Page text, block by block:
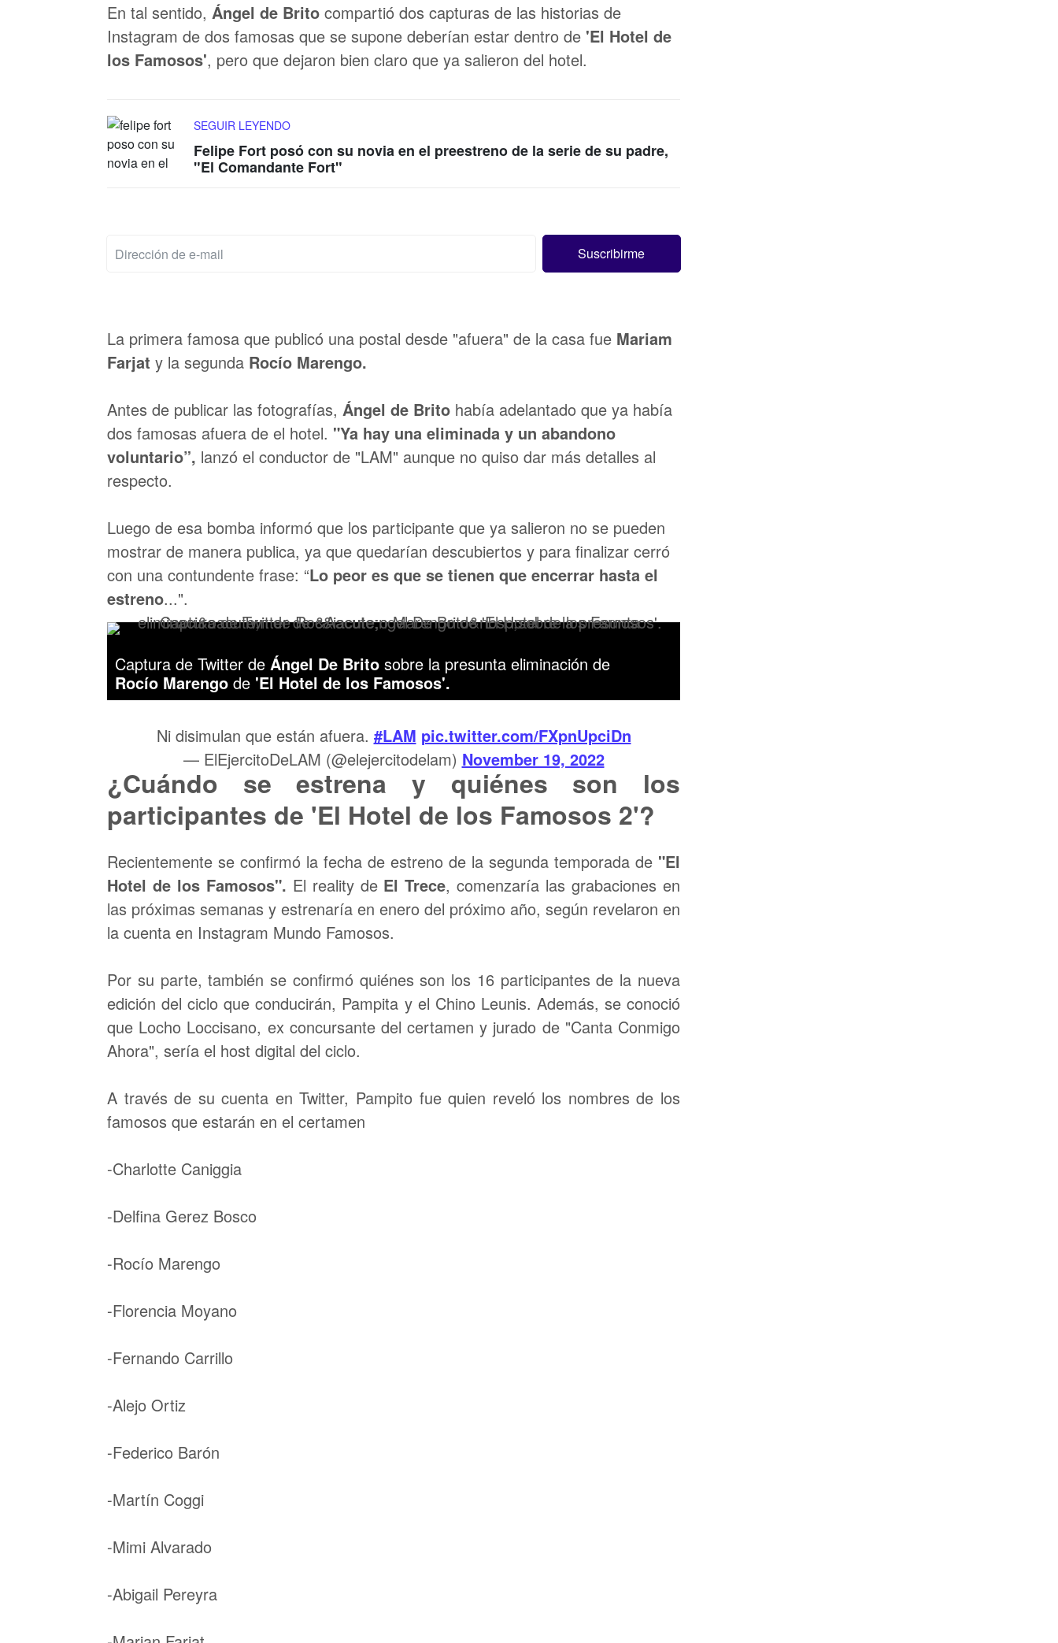
En tal sentido, Ángel de Brito compartió dos capturas de las historias de
Instagram de dos famosas que se supone deberían estar dentro de 'El Hotel de
los Famosos', pero que dejaron bien claro que ya salieron del hotel.
SEGUIR LEYENDO
Felipe Fort posó con su novia en el preestreno de la serie de su padre,
"El Comandante Fort"
La primera famosa que publicó una postal desde "afuera" de la casa fue Mariam
Farjat y la segunda Rocío Marengo.
Antes de publicar las fotografías, Ángel de Brito había adelantado que ya había
dos famosas afuera de el hotel. "Ya hay una eliminada y un abandono
voluntario”, lanzó el conductor de "LAM" aunque no quiso dar más detalles al
respecto.
Luego de esa bomba informó que los participante que ya salieron no se pueden
mostrar de manera publica, ya que quedarían descubiertos y para finalizar cerró
con una contundente frase: “Lo peor es que se tienen que encerrar hasta el
estreno...".
Captura de Twitter de Ángel De Brito sobre la presunta eliminación de
Rocío Marengo de 'El Hotel de los Famosos'.
Ni disimulan que están afuera. #LAM pic.twitter.com/FXpnUpciDn
— ElEjercitoDeLAM (@elejercitodelam) November 19, 2022
¿Cuándo se estrena y quiénes son los
participantes de 'El Hotel de los Famosos 2'?
Recientemente se confirmó la fecha de estreno de la segunda temporada de "El
Hotel de los Famosos". El reality deEl Trece, comenzaría las grabaciones en
las próximas semanas y estrenaría en enero del próximo año, según revelaron en
la cuenta en Instagram Mundo Famosos.
Por su parte, también se confirmó quiénes son los 16 participantes de la nueva
edición del ciclo que conducirán, Pampita y el Chino Leunis. Además, se conoció
que Locho Loccisano, ex concursante del certamen y jurado de "Canta Conmigo
Ahora", sería el host digital del ciclo.
A través de su cuenta en Twitter, Pampito fue quien reveló los nombres de los
famosos que estarán en el certamen
-Charlotte Caniggia
-Delfina Gerez Bosco
-Rocío Marengo
-Florencia Moyano
-Fernando Carrillo
-Alejo Ortiz
-Federico Barón
-Martín Coggi
-Mimi Alvarado
-Abigail Pereyra